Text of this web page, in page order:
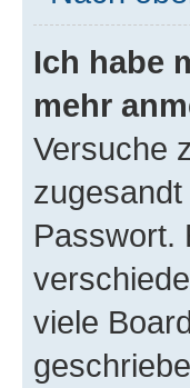
Ich habe
mehr
Versuche
Passwort.
viele